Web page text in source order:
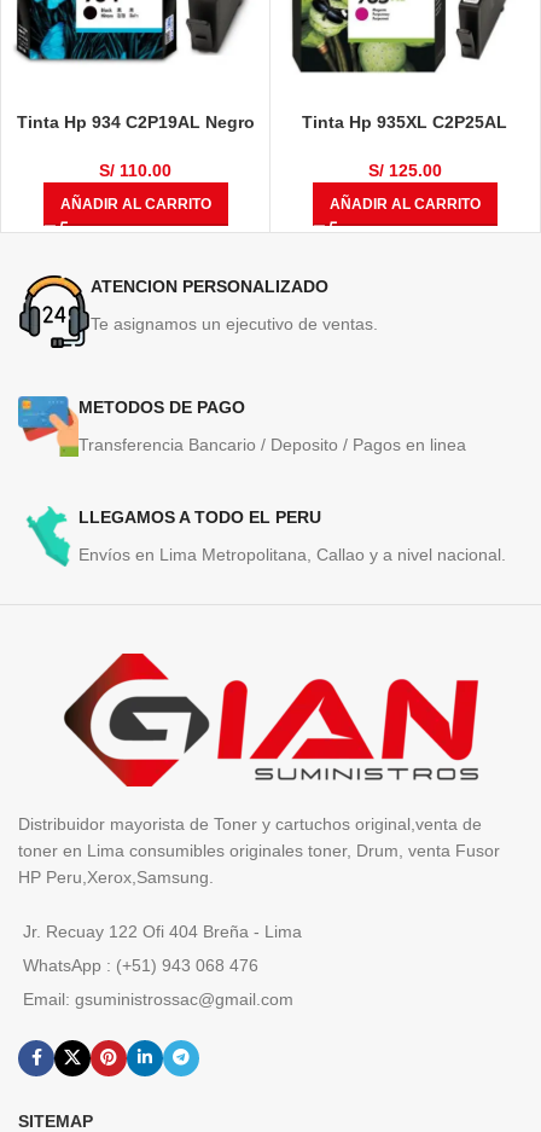
Tinta Hp 934 C2P19AL Negro
S/ 110.00
AÑADIR AL CARRITO
Tinta Hp 935XL C2P25AL
S/125.00
AÑADIR AL CARRITO
ATENCION PERSONALIZADO
Te asignamos un ejecutivo de ventas.
METODOS DE PAGO
Transferencia Bancario / Deposito / Pagos en linea
LLEGAMOS A TODO EL PERU
Envíos en Lima Metropolitana, Callao y a nivel nacional.
Distribuidor mayorista de Toner y cartuchos original,venta de
toner en Lima consumibles originales toner, Drum, venta Fusor
HP Peru,Xerox,Samsung.
Jr. Recuay 122 Ofi 404 Breña - Lima
WhatsApp : (+51) 943 068 476
Email: gsuministrossac@gmail.com
SITEMAP